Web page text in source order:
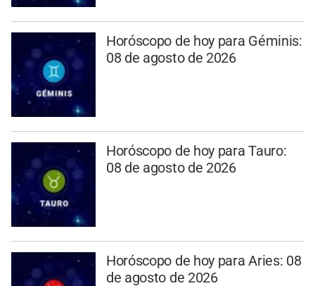
Horóscopo de hoy para Géminis:
08 de agosto de 2026
Horóscopo de hoy para Tauro:
08 de agosto de 2026
Horóscopo de hoy para Aries: 08
de agosto de 2026